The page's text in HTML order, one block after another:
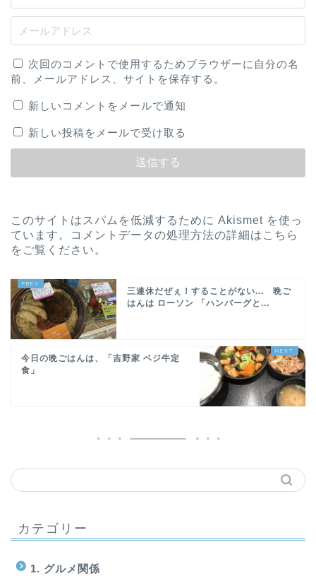
次回のコメントで使用するためブラウザーに自分の名
前、メールアドレス、サイトを保存する。
新しいコメントをメールで通知
新しい投稿をメールで受け取る
このサイトはスパムを低減するために Akismet を使っ
ています。
コメントデータの処理方法の詳細はこちら
をご覧ください 。
三連休だぜぇ！することがない... 晩ご
はんは ローソン 「ハンバーグと...
今日の晩ごはんは、「吉野家 ベジ牛定
食」
カテゴリー
1. グルメ関係